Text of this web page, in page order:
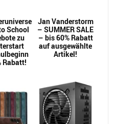
School
zu
Rabatt!
Jan Vanderstorm
– SUMMER SALE
– bis 60% Rabatt
auf ausgewählte
Artikel!